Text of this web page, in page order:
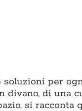
soluzioni per
di una
si